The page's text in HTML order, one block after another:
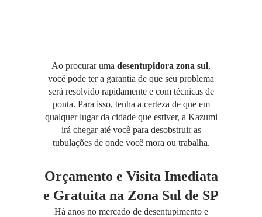
Ao procurar uma desentupidora zona sul,
você pode ter a garantia de que seu problema
será resolvido rapidamente e com técnicas de
ponta. Para isso, tenha a certeza de que em
qualquer lugar da cidade que estiver, a Kazumi
irá chegar até você para desobstruir as
tubulações de onde você mora ou trabalha.
Orçamento e Visita Imediata
e Gratuita na Zona Sul de SP
Há anos no mercado de desentupimento e